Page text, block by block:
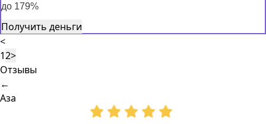
до 179%
Получить деньги
<
12>
Отзывы
←
Аза